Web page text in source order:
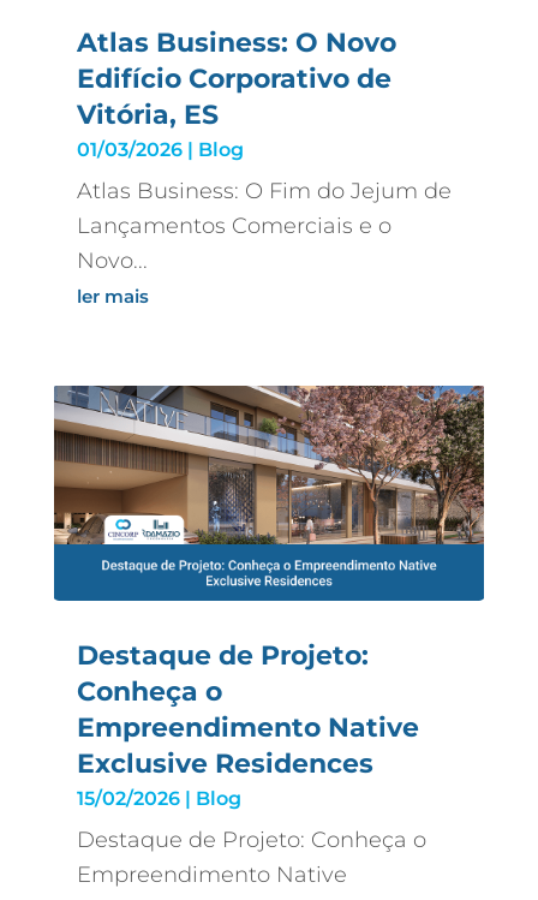
Atlas Business: O Novo
Edifício Corporativo de
Vitória, ES
01/03/2026| Blog
Atlas Business: O Fim do Jejum de
Lançamentos Comerciais e o
Novo...
ler mais
Destaque de Projeto:
Conheça o
Empreendimento Native
Exclusive Residences
15/02/2026| Blog
Destaque de Projeto: Conheça o
Empreendimento Native